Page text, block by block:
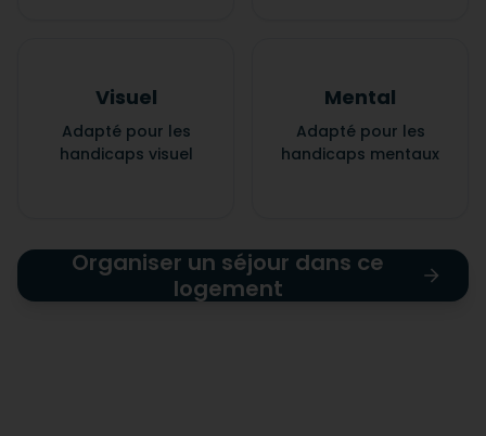
Visuel
Adapté pour les
handicaps visuel
Mental
Adapté pour les
handicaps mentaux
Organiser un séjour dans ce
logement